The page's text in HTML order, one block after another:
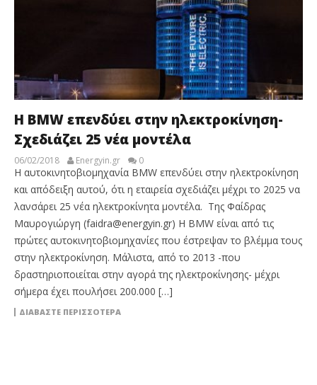
Η BMW επενδύει στην ηλεκτροκίνηση-
Σχεδιάζει 25 νέα μοντέλα
06/02/2018 Energyin.gr 0
Η αυτοκινητοβιομηχανία BMW επενδύει στην ηλεκτροκίνηση
και απόδειξη αυτού, ότι η εταιρεία σχεδιάζει μέχρι το 2025 να
λανσάρει 25 νέα ηλεκτροκίνητα μοντέλα. Της Φαίδρας
Μαυρογιώργη (faidra@energyin.gr) H BMW είναι από τις
πρώτες αυτοκινητοβιομηχανίες που έστρεψαν το βλέμμα τους
στην ηλεκτροκίνηση. Μάλιστα, από το 2013 -που
δραστηριοποιείται στην αγορά της ηλεκτροκίνησης- μέχρι
σήμερα έχει πουλήσει 200.000 […]
ΔΙΑΒΆΣΤΕ ΠΕΡΙΣΣΌΤΕΡΑ